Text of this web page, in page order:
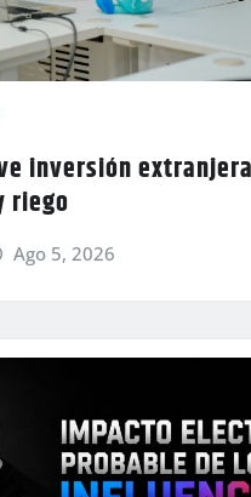
inversión
riego
Ago 5, 2026